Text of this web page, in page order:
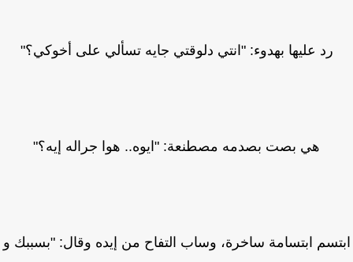
رد عليها بهدوء: "انتي دلوقتي جايه تسألي على أخوكي؟"
هي بصت بصدمه مصطنعة: "ايوه.. هوا جراله إيه؟"
ابتسامة ساخرة، وساب التفاح من إيده وقال: "بسببك و